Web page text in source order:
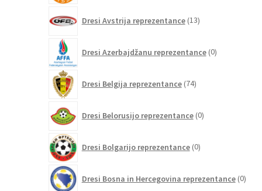
Dresi Avstrija reprezentance 13izdelkov
Dresi Azerbajdžanu reprezentance 0izdelkov
Dresi Belgija reprezentance 74izdelkov
Dresi Belorusijo reprezentance 0izdelkov
Dresi Bolgarijo reprezentance 0izdelkov
Dresi Bosna in Hercegovina reprezentance 0